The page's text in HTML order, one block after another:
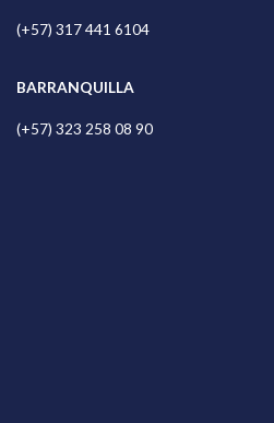
(+57) 317 441 6104
BARRANQUILLA
(+57) 323 258 08 90